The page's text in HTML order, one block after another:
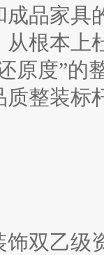
品家具
根本上
原度”的
整装标
双乙级